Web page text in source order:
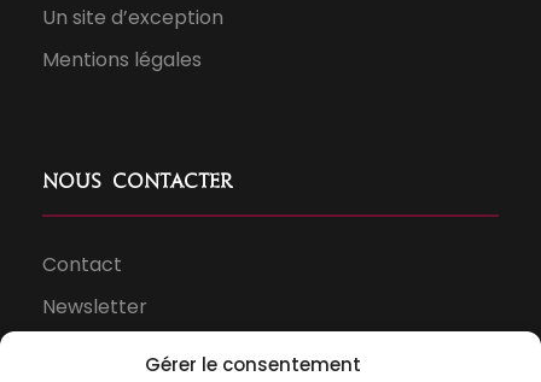
Gérer le consentement
Un site d’exception
Mentions légales
Nous contacter
Contact
Newsletter
Espace presse